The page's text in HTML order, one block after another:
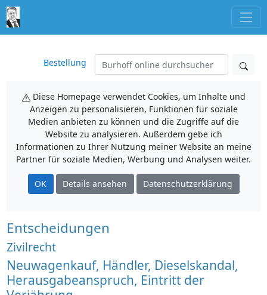
Bestellung
Diese Homepage verwendet Cookies, um Inhalte und
Anzeigen zu personalisieren, Funktionen für soziale
Medien anbieten zu können und die Zugriffe auf die
Website zu analysieren. Außerdem gebe ich
Informationen zu Ihrer Nutzung meiner Website an meine
Partner für soziale Medien, Werbung und Analysen weiter.
OK Details ansehen Datenschutzerklärung
Entscheidungen
Zivilrecht
Neuwagenkauf, Händler, Dieselskandal,
Herausgabeanspruch, Eintritt der